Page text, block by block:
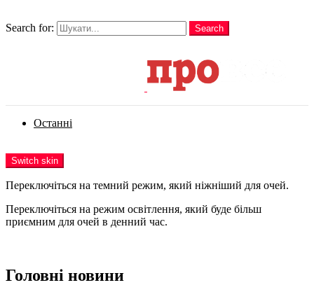
Search for:
Search
Останні
Switch skin
Переключіться на темний режим, який ніжніший для очей.
Переключіться на режим освітлення, який буде більш
приємним для очей в денний час.
Головні новини